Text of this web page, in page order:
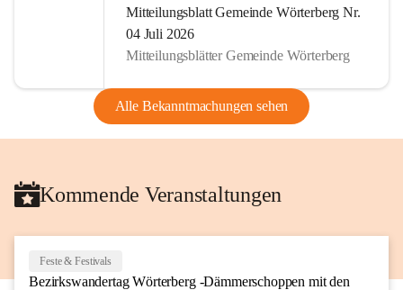
Mitteilungsblatt Gemeinde Wörterberg Nr.
04 Juli 2026
Mitteilungsblätter Gemeinde Wörterberg
Alle Bekanntmachungen sehen
Kommende Veranstaltungen
Feste & Festivals
Bezirkswandertag Wörterberg -Dämmerschoppen mit den